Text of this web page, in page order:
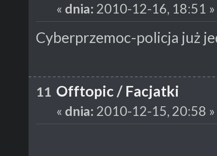
« dnia: 2010-12-16, 18:51 »
Cyberprzemoc-policja już
11 Offtopic / Facjatki
« dnia: 2010-12-15, 20:58 »